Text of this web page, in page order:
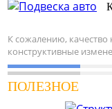
К сожалению,
конструктивные
ПОЛЕЗНОЕ